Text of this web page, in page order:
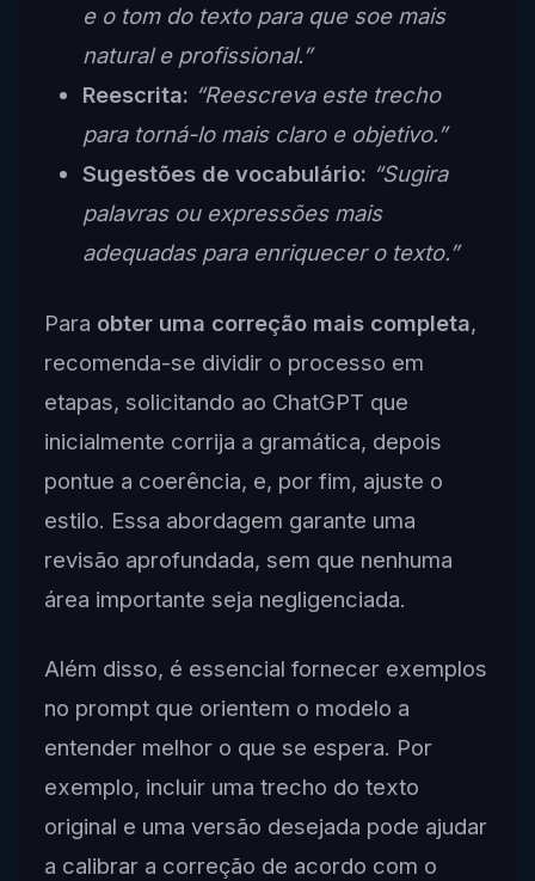
e o tom do texto para que soe mais
natural e profissional.”
Reescrita: “Reescreva este trecho
para torná-lo mais claro e objetivo.”
Sugestões de vocabulário: “Sugira
palavras ou expressões mais
adequadas para enriquecer o texto.”
Para obter uma correção mais completa,
recomenda-se dividir o processo em
etapas, solicitando ao ChatGPT que
inicialmente corrija a gramática, depois
pontue a coerência, e, por fim, ajuste o
estilo. Essa abordagem garante uma
revisão aprofundada, sem que nenhuma
área importante seja negligenciada.
Além disso, é essencial fornecer exemplos
no prompt que orientem o modelo a
entender melhor o que se espera. Por
exemplo, incluir uma trecho do texto
original e uma versão desejada pode ajudar
a calibrar a correção de acordo com o